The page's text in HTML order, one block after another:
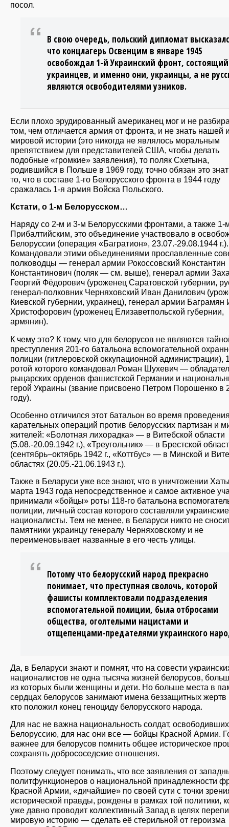
посол.
В свою очередь, польский дипломат
что концлагерь Освенцим в январе 1945
освобождал 1-й Украинский фронт,
украинцев, и именно они, украинцы, а не
являются освободителями узников.
Если плохо эрудированный американец мог и не
том, чем отличается армия от фронта, и не знать нашей
мировой истории (это никогда не являлось моральным
препятствием для представителей США, чтобы делать
подобные «громкие» заявления), то поляк Схетына,
родившийся в Польше в 1969 году, точно обязан это
то, что в составе 1-го Белорусского фронта в 1944 году
сражалась 1-я армия Войска Польского.
Кстати, о 1-м Белорусском…
Наряду со 2-м и 3-м Белорусскими фронтами, а также 1-
Прибалтийским, это объединение участвовало в
Белоруссии (операция «Багратион», 23.07.-29.08.1944 г.).
Командовали этими объединениями прославленные
полководцы — генерал армии Рокоссовский Константин
Константинович (поляк — см. выше), генерал армии
Георгий Фёдорович (уроженец Саратовской губернии,
генерал-полковник Черняховский Иван Данилович
Киевской губернии, украинец), генерал армии Баграмян
Христофорович (уроженец Елизаветпольской губернии,
армянин).
К чему это? К тому, что для белорусов не являются
преступления 201-го батальона вспомогательной
полиции (гитлеровской оккупационной администрации),
ротой которого командовал Роман Шухевич —
рыцарских орденов фашистской Германии и
герой Украины (звание присвоено Петром Порошенко в
году).
Особенно отличился этот батальон во время
карательных операций против белорусских партизан и
жителей: «Болотная лихорадка» — в Витебской области
(5.08.-20.09.1942 г.), «Треугольник» — в Брестской
(сентябрь–октябрь 1942 г., «Коттбус» — в Минской и
областях (20.05.-21.06.1943 г.).
Также в Беларуси уже все знают, что в уничтожении
марта 1943 года непосредственное и самое активное
принимали «бойцы» роты 118-го батальона
полиции, личный состав которого составляли украинские
националисты. Тем не менее, в Беларуси никто не
памятники украинцу генералу Черняховскому и не
переименовывает названные в его честь улицы.
Потому что белорусский народ прекрасно
понимает, что преступная сволочь, которой
фашисты комплектовали подразделения
вспомогательной полиции, была отбросами
общества, оголтелыми нацистами и
отщепенцами-предателями украинского
Да, в Беларуси знают и помнят, что на совести
националистов не одна тысяча жизней белорусов,
из которых были женщины и дети. Но больше места в
сердцах белорусов занимают имена беззащитных жертв
кто положил конец геноциду белорусского народа.
Для нас не важна национальность солдат, освободивших
Белоруссию, для нас они все — бойцы Красной Армии.
важнее для белорусов помнить общее историческое
сохранять добрососедские отношения.
Поэтому следует понимать, что все заявления от
политфункционеров о национальной принадлежности
Красной Армии, «дичайшие» по своей сути с точки
исторической правды, рождены в рамках той политики,
уже давно проводит коллективный Запад в целях
мировую историю — сделать её стерильной от героизма